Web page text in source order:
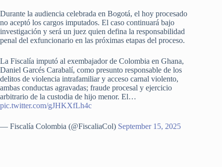
Durante la audiencia celebrada en Bogotá, el hoy procesado
no aceptó los cargos imputados. El caso continuará bajo
investigación y será un juez quien defina la responsabilidad
penal del exfuncionario en las próximas etapas del proceso.
La Fiscalía imputó al exembajador de Colombia en Ghana,
Daniel Garcés Carabalí, como presunto responsable de los
delitos de violencia intrafamiliar y acceso carnal violento,
ambas conductas agravadas; fraude procesal y ejercicio
arbitrario de la custodia de hijo menor. El…
pic.twitter.com/gJHKXfLh4c
— Fiscalía Colombia (@FiscaliaCol) September 15, 2025